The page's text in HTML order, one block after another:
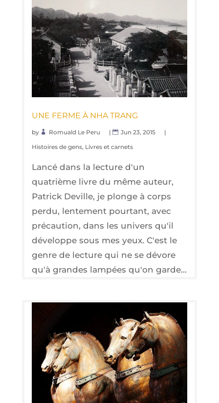
UNE FERME À NHA TRANG
by Romuald Le Peru | Jun 23, 2015
|
Histoires de gens, Livres et carnets
Lancé dans la lecture d'un
quatrième livre du même auteur,
Patrick Deville, je plonge à corps
perdu, lentement pourtant, avec
précaution, dans les univers qu'il
développe sous mes yeux. C'est le
genre de lecture qui ne se dévore
qu'à grandes lampées qu'on garde...